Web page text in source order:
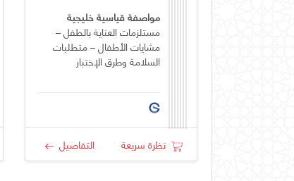
مواصفة قياسية خليجية
مستلزمات العناية بالطفل –
مشايات الأطفال – متطلبات
السلامة وطرق الإختبار
نظرة سريعة التفاصيل